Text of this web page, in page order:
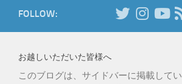
FOLLOW:
お越しいただいた皆様へ
このブログは、サイドバーに掲載してい